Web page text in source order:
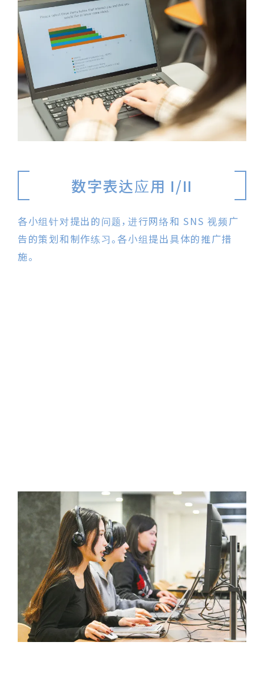
数字表达应用 I/II
各小组针对提出的问题，进行网络和 SNS 视频广
告的策划和制作练习。各小组提出具体的推广措
施。